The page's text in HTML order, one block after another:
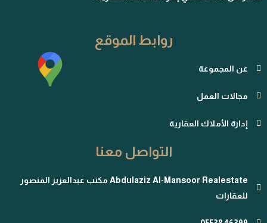
روابط الموقع
عن المجموعة
مجالات العمل
إدارة الأملاك العقارية
التواصل معنا
Abdulaziz Al-Mansoor Realestate مكتب عبدالعزيز المنصور
للعقارات